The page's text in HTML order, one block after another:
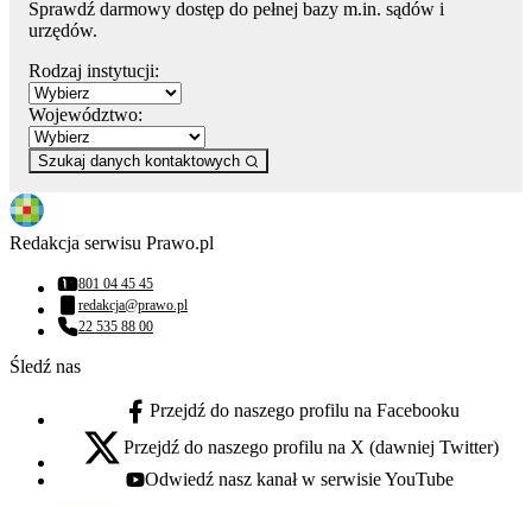
Sprawdź darmowy dostęp do pełnej bazy m.in. sądów i
urzędów.
Rodzaj instytucji:
Województwo:
Szukaj danych kontaktowych
Redakcja serwisu Prawo.pl
Numer telefonu:
801 04 45 45
Adres email:
redakcja@prawo.pl
Numer telefonu:
22 535 88 00
Śledź nas
facebook - otwiera się w nowej karcie
Przejdź do naszego profilu na Facebooku
x - otwiera się w nowej karcie
Przejdź do naszego profilu na X (dawniej Twitter)
youtube - otwiera się w nowej karcie
Odwiedź nasz kanał w serwisie YouTube